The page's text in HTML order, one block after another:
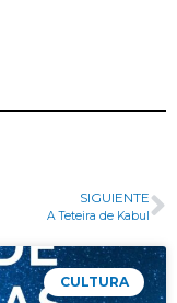
SIGUIENTE
A Teteira de Kabul
CULTURA